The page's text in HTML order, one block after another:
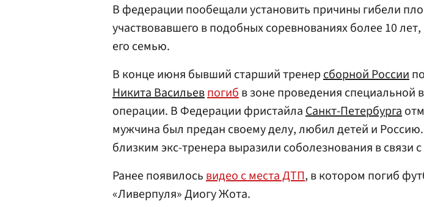
В федерации пообещали установить причины гибели
участвовавшего в подобных соревнованиях более 10
его семью.
В конце июня бывший старший тренерсборной России
Никита Васильевпогибв зоне проведения специальной
операции. В Федерации фристайлаСанкт-Петербурга
мужчина был предан своему делу, любил детей и
близким экс-тренера выразили соболезнования в связи
Ранее появилосьвидео с места ДТП, в котором погиб
«Ливерпуля» Диогу Жота.